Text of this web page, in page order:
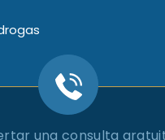
una consulta